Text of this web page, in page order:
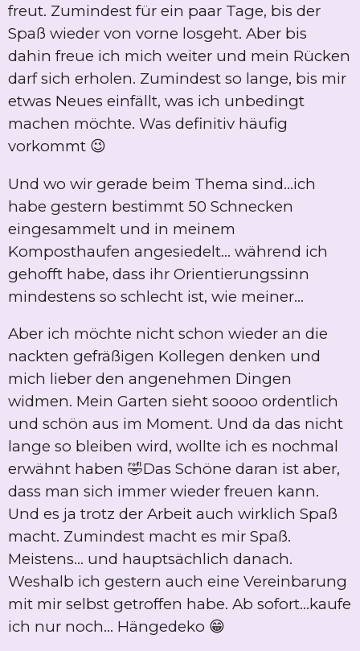
freut. Zumindest für ein paar Tage, bis der
Spaß wieder von vorne losgeht. Aber bis
dahin freue ich mich weiter und mein Rücken
darf sich erholen. Zumindest so lange, bis mir
etwas Neues einfällt, was ich unbedingt
machen möchte. Was definitiv häufig
vorkommt 😉
Und wo wir gerade beim Thema sind...ich
habe gestern bestimmt 50 Schnecken
eingesammelt und in meinem
Komposthaufen angesiedelt... während ich
gehofft habe, dass ihr Orientierungssinn
mindestens so schlecht ist, wie meiner...
Aber ich möchte nicht schon wieder an die
nackten gefräßigen Kollegen denken und
mich lieber den angenehmen Dingen
widmen. Mein Garten sieht soooo ordentlich
und schön aus im Moment. Und da das nicht
lange so bleiben wird, wollte ich es nochmal
erwähnt haben 🤣Das Schöne daran ist aber,
dass man sich immer wieder freuen kann.
Und es ja trotz der Arbeit auch wirklich Spaß
macht. Zumindest macht es mir Spaß.
Meistens... und hauptsächlich danach.
Weshalb ich gestern auch eine Vereinbarung
mit mir selbst getroffen habe. Ab sofort...kaufe
ich nur noch... Hängedeko 😁